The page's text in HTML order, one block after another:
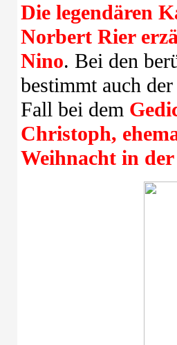
Die legendären
Norbert Rier
Nino. Bei den
bestimmt auch
Fall bei dem
Christoph,
Weihnacht in